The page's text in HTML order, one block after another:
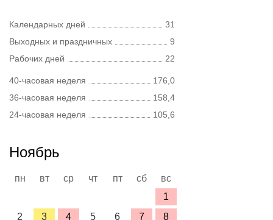
Календарных дней
31
Выходных и праздничных
9
Рабочих дней
22
40-часовая неделя
176,0
36-часовая неделя
158,4
24-часовая неделя
105,6
Ноябрь
пн вт ср чт пт сб
вс
1
2
3 4 5 6 7 8